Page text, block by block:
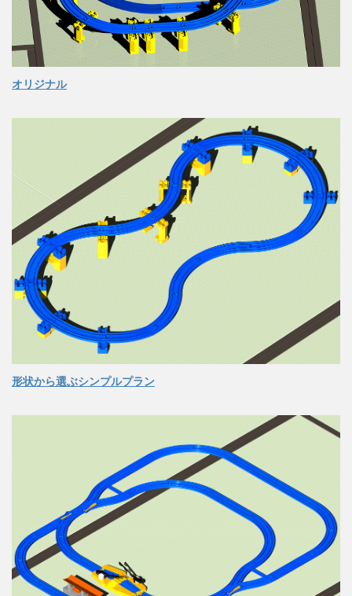
オリジナル
形状から選ぶシンプルプラン